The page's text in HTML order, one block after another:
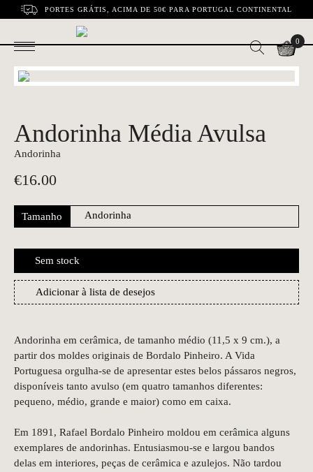
PORTES GRÁTIS, ACIMA DE 50€ PARA PORTUGAL CONTINENTAL
0
Andorinha Média Avulsa
Andorinha
€16.00
Tamanho
Sem stock
Adicionar à lista de desejos
Andorinha em cerâmica, de tamanho médio (11,5 x 9 cm.), a
partir dos moldes originais de Bordalo Pinheiro. A Vida
Portuguesa orgulha-se de apresentar estes belos pássaros negros,
disponíveis tanto avulso (em quatro tamanhos diferentes:
pequeno, médio, grande e maior) como em caixa.
Em 1891, Rafael Bordalo Pinheiro moldou em cerâmica alguns
exemplares de andorinhas. Entusiasmou-se e largou bandos
delas em interiores, peças de cerâmica e azulejos. Não tardou